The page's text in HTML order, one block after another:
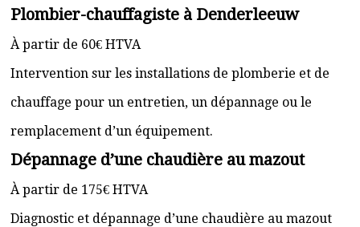
Plombier-chauffagiste à Denderleeuw
À partir de 60€ HTVA
Intervention sur les installations de plomberie et de
chauffage pour un entretien, un dépannage ou le
remplacement d’un équipement.
Dépannage d’une chaudière au mazout
À partir de 175€ HTVA
Diagnostic et dépannage d’une chaudière au mazout